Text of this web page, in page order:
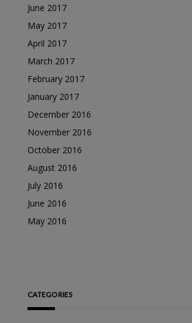
June 2017
May 2017
April 2017
March 2017
February 2017
January 2017
December 2016
November 2016
October 2016
August 2016
July 2016
June 2016
May 2016
CATEGORIES